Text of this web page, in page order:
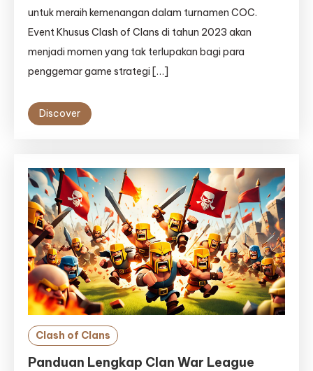
untuk meraih kemenangan dalam turnamen COC.
Event Khusus Clash of Clans di tahun 2023 akan
menjadi momen yang tak terlupakan bagi para
penggemar game strategi […]
Discover
Clash of Clans
Panduan Lengkap Clan War League